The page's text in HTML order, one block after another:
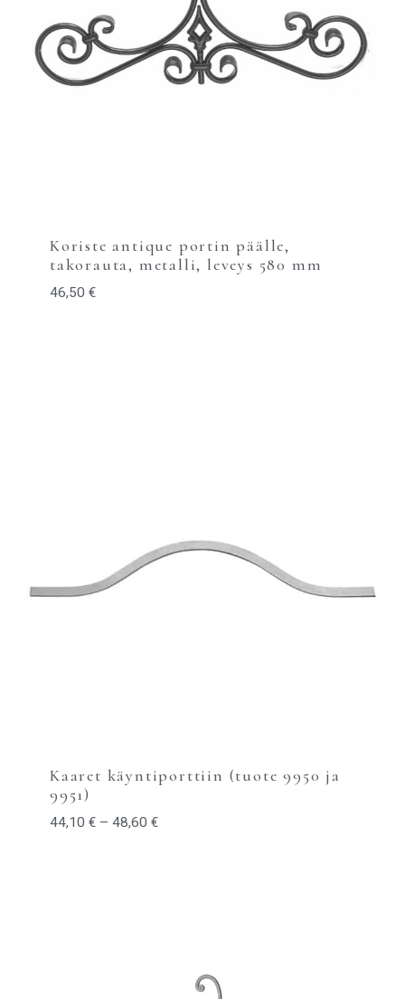
Koriste antique portin päälle,
takorauta, metalli, leveys 580 mm
46,50 €
Kaaret käyntiporttiin (tuote 9950 ja
9951)
44,10 € – 48,60 €